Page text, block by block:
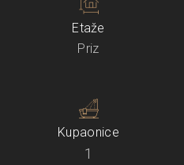
Etaže
Priz
Kupaonice
1